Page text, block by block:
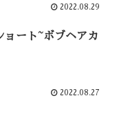
2022.08.29
ョート~ボブヘアカ
2022.08.27